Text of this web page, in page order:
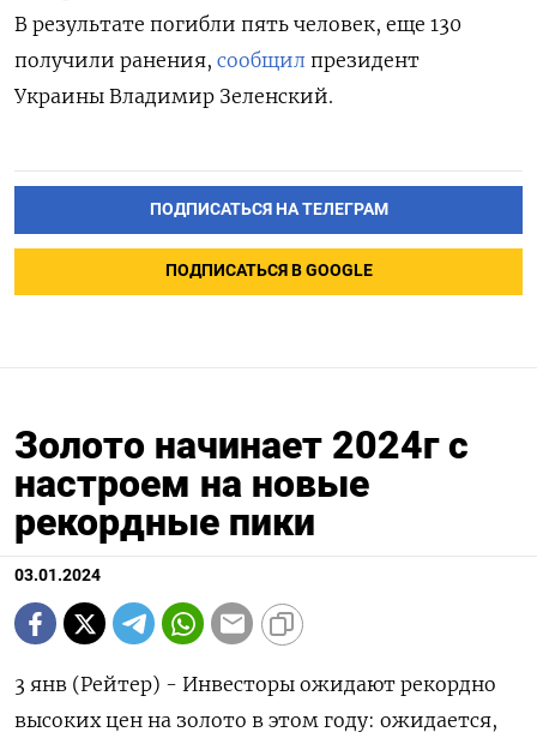
В результате погибли пять человек, еще 130
получили ранения, сообщил президент
Украины Владимир Зеленский.
ПОДПИСАТЬСЯ НА ТЕЛЕГРАМ
ПОДПИСАТЬСЯ В GOOGLE
Золото начинает 2024г с
настроем на новые
рекордные пики
03.01.2024
3 янв (Рейтер) - Инвесторы ожидают рекордно
высоких цен на золото в этом году: ожидается,